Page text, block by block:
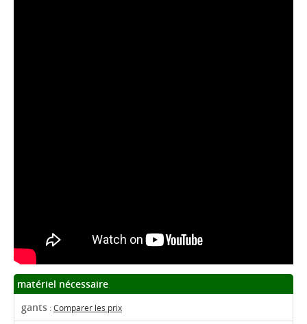
matériel nécessaire
gants :Comparer les prix